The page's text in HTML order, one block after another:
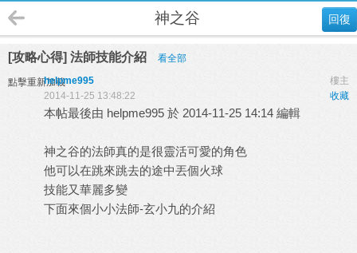
回復
神之谷
[攻略心得] 法師技能介紹 看全部
點擊重新加載 樓主
helpme995
收藏
2014-11-25 13:48:22
本帖最後由 helpme995 於 2014-11-25 14:14 編輯
神之谷的法師真的是很靈活可愛的角色
他可以在跳來跳去的途中丟個火球
技能又華麗多變
下面來個小小法師-玄小九的介紹